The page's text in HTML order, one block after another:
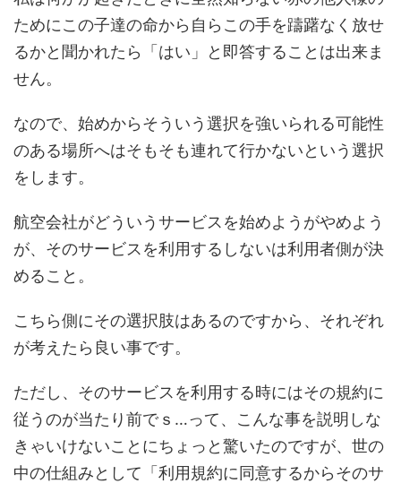
ためにこの子達の命から自らこの手を躊躇なく放せ
るかと聞かれたら「はい」と即答することは出来ま
せん。
なので、始めからそういう選択を強いられる可能性
のある場所へはそもそも連れて行かないという選択
をします。
航空会社がどういうサービスを始めようがやめよう
が、そのサービスを利用するしないは利用者側が決
めること。
こちら側にその選択肢はあるのですから、それぞれ
が考えたら良い事です。
ただし、そのサービスを利用する時にはその規約に
従うのが当たり前でｓ…って、こんな事を説明しな
きゃいけないことにちょっと驚いたのですが、世の
中の仕組みとして「利用規約に同意するからそのサ